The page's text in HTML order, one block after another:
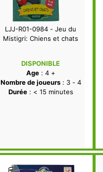
LJJ-R01-0984 - Jeu du
Mistigri: Chiens et chats
DISPONIBLE
Age: 4 +
Nombre de joueurs: 3 - 4
Durée: < 15 minutes